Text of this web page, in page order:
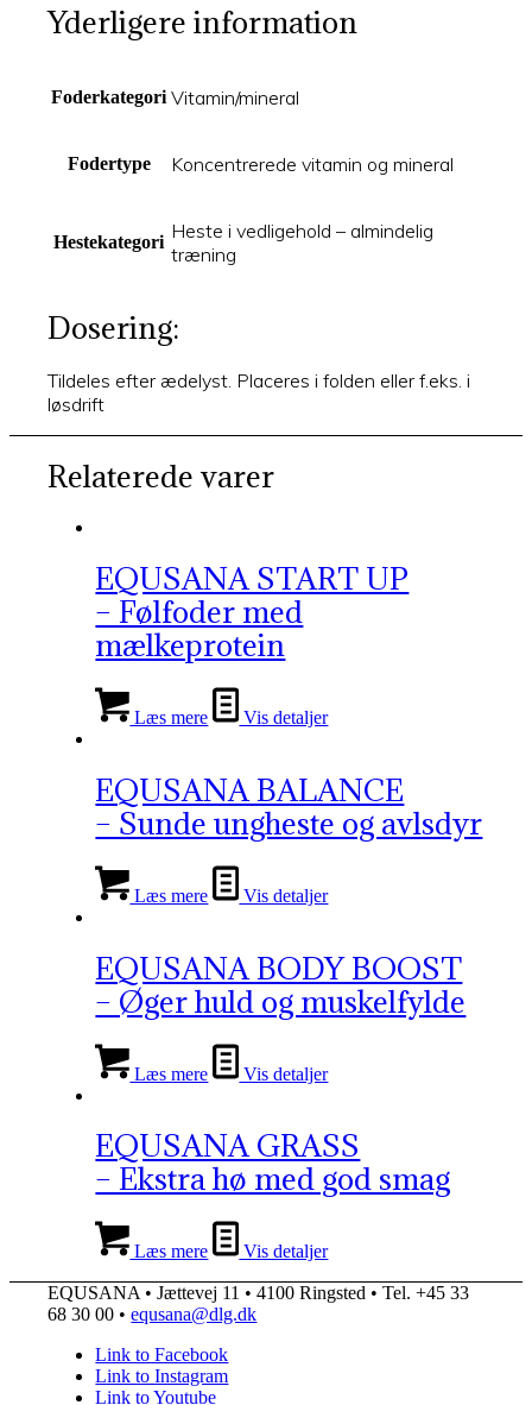
Yderligere information
Foderkategori Vitamin/mineral
Fodertype Koncentrerede vitamin og mineral
Hestekategori Heste i vedligehold – almindelig
træning
Dosering:
Tildeles efter ædelyst. Placeres i folden eller f.eks. i
løsdrift
Relaterede varer
EQUSANA START UP
– Følfoder med
mælkeprotein
Læs mere Vis detaljer
EQUSANA BALANCE
– Sunde ungheste og avlsdyr
Læs mere Vis detaljer
EQUSANA BODY BOOST
– Øger huld og muskelfylde
Læs mere Vis detaljer
EQUSANA GRASS
– Ekstra hø med god smag
Læs mere Vis detaljer
EQUSANA • Jættevej 11 • 4100 Ringsted • Tel. +45 33
68 30 00 •equsana@dlg.dk
Link to Facebook
Link to Instagram
Link to Youtube